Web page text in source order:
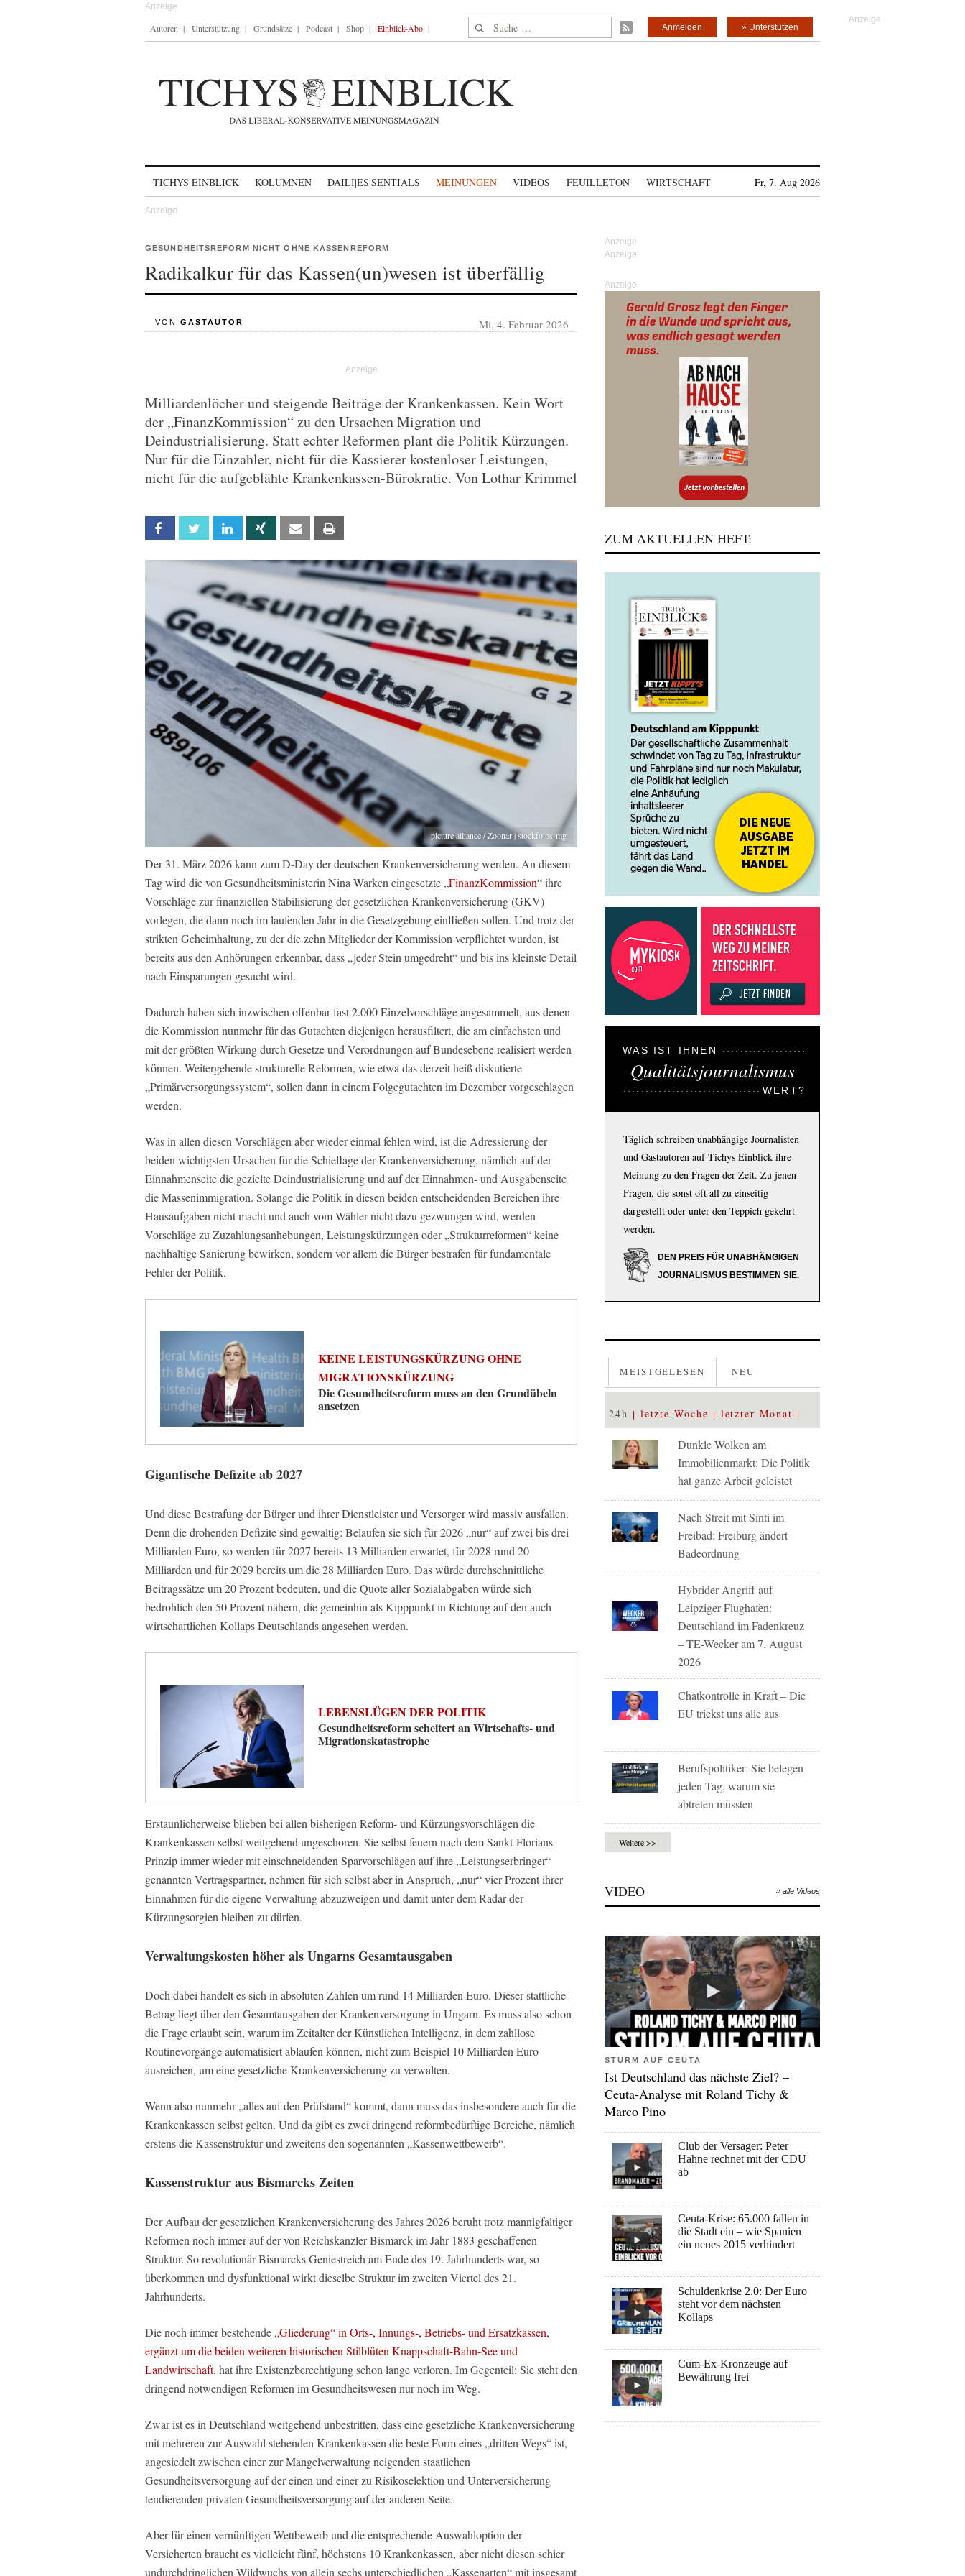
Autoren Unterstützung Grundsätze Podcast Shop Einblick-Abo Suche nach: » Unterstützen
Anmelden
TICHYS EINBLICK KOLUMNEN DAILI|ES|SENTIALS MEINUNGEN VIDEOS FEUILLETON WIRTSCHAFT Fr, 7. Aug 2026
GESUNDHEITSREFORM NICHT OHNE KASSENREFORM
Radikalkur für das Kassen(un)wesen ist überfällig
VON GASTAUTOR Mi, 4. Februar 2026
Milliardenlöcher und steigende Beiträge der Krankenkassen. Kein Wort
der „FinanzKommission“ zu den Ursachen Migration und
Deindustrialisierung. Statt echter Reformen plant die Politik Kürzungen.
Nur für die Einzahler, nicht für die Kassierer kostenloser Leistungen,
nicht für die aufgeblähte Krankenkassen-Bürokratie. Von Lothar Krimmel
Facebook Twitter Linkedin Xing Email
picture alliance / Zoonar | stockfotos-mg
Der 31. März 2026 kann zum D-Day der deutschen Krankenversicherung werden. An diesem
Tag wird die von Gesundheitsministerin Nina Warken eingesetzte „FinanzKommission“ ihre
Vorschläge zur finanziellen Stabilisierung der gesetzlichen Krankenversicherung (GKV)
vorlegen, die dann noch im laufenden Jahr in die Gesetzgebung einfließen sollen. Und trotz der
strikten Geheimhaltung, zu der die zehn Mitglieder der Kommission verpflichtet wurden, ist
bereits aus den Anhörungen erkennbar, dass „jeder Stein umgedreht“ und bis ins kleinste Detail
nach Einsparungen gesucht wird.
Dadurch haben sich inzwischen offenbar fast 2.000 Einzelvorschläge angesammelt, aus denen
die Kommission nunmehr für das Gutachten diejenigen herausfiltert, die am einfachsten und
mit der größten Wirkung durch Gesetze und Verordnungen auf Bundesebene realisiert werden
können. Weitergehende strukturelle Reformen, wie etwa das derzeit heiß diskutierte
„Primärversorgungssystem“, sollen dann in einem Folgegutachten im Dezember vorgeschlagen
werden.
Was in allen diesen Vorschlägen aber wieder einmal fehlen wird, ist die Adressierung der
beiden wichtigsten Ursachen für die Schieflage der Krankenversicherung, nämlich auf der
Einnahmenseite die gezielte Deindustrialisierung und auf der Einnahmen- und Ausgabenseite
die Massenimmigration. Solange die Politik in diesen beiden entscheidenden Bereichen ihre
Hausaufgaben nicht macht und auch vom Wähler nicht dazu gezwungen wird, werden
Vorschläge zu Zuzahlungsanhebungen, Leistungskürzungen oder „Strukturreformen“ keine
nachhaltige Sanierung bewirken, sondern vor allem die Bürger bestrafen für fundamentale
Fehler der Politik.
KEINE LEISTUNGSKÜRZUNG OHNE
MIGRATIONSKÜRZUNG
Die Gesundheitsreform muss an den Grundübeln
ansetzen
Gigantische Defizite ab 2027
Und diese Bestrafung der Bürger und ihrer Dienstleister und Versorger wird massiv ausfallen.
Denn die drohenden Defizite sind gewaltig: Belaufen sie sich für 2026 „nur“ auf zwei bis drei
Milliarden Euro, so werden für 2027 bereits 13 Milliarden erwartet, für 2028 rund 20
Milliarden und für 2029 bereits um die 28 Milliarden Euro. Das würde durchschnittliche
Beitragssätze um 20 Prozent bedeuten, und die Quote aller Sozialabgaben würde sich
bedrohlich den 50 Prozent nähern, die gemeinhin als Kipppunkt in Richtung auf den auch
wirtschaftlichen Kollaps Deutschlands angesehen werden.
LEBENSLÜGEN DER POLITIK
Gesundheitsreform scheitert an Wirtschafts- und
Migrationskatastrophe
Erstaunlicherweise blieben bei allen bisherigen Reform- und Kürzungsvorschlägen die
Krankenkassen selbst weitgehend ungeschoren. Sie selbst feuern nach dem Sankt-Florians-
Prinzip immer wieder mit einschneidenden Sparvorschlägen auf ihre „Leistungserbringer“
genannten Vertragspartner, nehmen für sich selbst aber in Anspruch, „nur“ vier Prozent ihrer
Einnahmen für die eigene Verwaltung abzuzweigen und damit unter dem Radar der
Kürzungsorgien bleiben zu dürfen.
Verwaltungskosten höher als Ungarns Gesamtausgaben
Doch dabei handelt es sich in absoluten Zahlen um rund 14 Milliarden Euro. Dieser stattliche
Betrag liegt über den Gesamtausgaben der Krankenversorgung in Ungarn. Es muss also schon
die Frage erlaubt sein, warum im Zeitalter der Künstlichen Intelligenz, in dem zahllose
Routinevorgänge automatisiert ablaufen können, nicht zum Beispiel 10 Milliarden Euro
ausreichen, um eine gesetzliche Krankenversicherung zu verwalten.
Wenn also nunmehr „alles auf den Prüfstand“ kommt, dann muss das insbesondere auch für die
Krankenkassen selbst gelten. Und da gibt es zwei dringend reformbedürftige Bereiche, nämlich
erstens die Kassenstruktur und zweitens den sogenannten „Kassenwettbewerb“.
Kassenstruktur aus Bismarcks Zeiten
Der Aufbau der gesetzlichen Krankenversicherung des Jahres 2026 beruht trotz mannigfaltiger
Reformen noch immer auf der von Reichskanzler Bismarck im Jahr 1883 geschaffenen
Struktur. So revolutionär Bismarcks Geniestreich am Ende des 19. Jahrhunderts war, so
überkommen und dysfunktional wirkt dieselbe Struktur im zweiten Viertel des 21.
Jahrhunderts.
Die noch immer bestehende „Gliederung“ in Orts-, Innungs-, Betriebs- und Ersatzkassen,
ergänzt um die beiden weiteren historischen Stilblüten Knappschaft-Bahn-See und
Landwirtschaft, hat ihre Existenzberechtigung schon lange verloren. Im Gegenteil: Sie steht den
dringend notwendigen Reformen im Gesundheitswesen nur noch im Weg.
Zwar ist es in Deutschland weitgehend unbestritten, dass eine gesetzliche Krankenversicherung
mit mehreren zur Auswahl stehenden Krankenkassen die beste Form eines „dritten Wegs“ ist,
angesiedelt zwischen einer zur Mangelverwaltung neigenden staatlichen
Gesundheitsversorgung auf der einen und einer zu Risikoselektion und Unterversicherung
tendierenden privaten Gesundheitsversorgung auf der anderen Seite.
Aber für einen vernünftigen Wettbewerb und die entsprechende Auswahloption der
Versicherten braucht es vielleicht fünf, höchstens 10 Krankenkassen, aber nicht diesen schier
undurchdringlichen Wildwuchs von allein sechs unterschiedlichen „Kassenarten“ mit insgesamt
Anzeige
ZUM AKTUELLEN HEFT:
WAS IST IHNEN
Qualitätsjournalismus
WERT?
Täglich schreiben unabhängige Journalisten
und Gastautoren auf Tichys Einblick ihre
Meinung zu den Fragen der Zeit. Zu jenen
Fragen, die sonst oft all zu einseitig
dargestellt oder unter den Teppich gekehrt
werden.
DEN PREIS FÜR UNABHÄNGIGEN
JOURNALISMUS BESTIMMEN SIE.
MEISTGELESEN NEU
24h letzte Woche letzter Monat
Dunkle Wolken am
Immobilienmarkt: Die Politik
hat ganze Arbeit geleistet
Nach Streit mit Sinti im
Freibad: Freiburg ändert
Badeordnung
Hybrider Angriff auf
Leipziger Flughafen:
Deutschland im Fadenkreuz
– TE-Wecker am 7. August
2026
Chatkontrolle in Kraft – Die
EU trickst uns alle aus
Berufspolitiker: Sie belegen
jeden Tag, warum sie
abtreten müssten
Weitere >>
VIDEO » alle Videos
STURM AUF CEUTA
Ist Deutschland das nächste Ziel? –
Ceuta-Analyse mit Roland Tichy &
Marco Pino
Club der Versager: Peter
Hahne rechnet mit der CDU
ab
Ceuta-Krise: 65.000 fallen in
die Stadt ein – wie Spanien
ein neues 2015 verhindert
Schuldenkrise 2.0: Der Euro
steht vor dem nächsten
Kollaps
Cum-Ex-Kronzeuge auf
Bewährung frei